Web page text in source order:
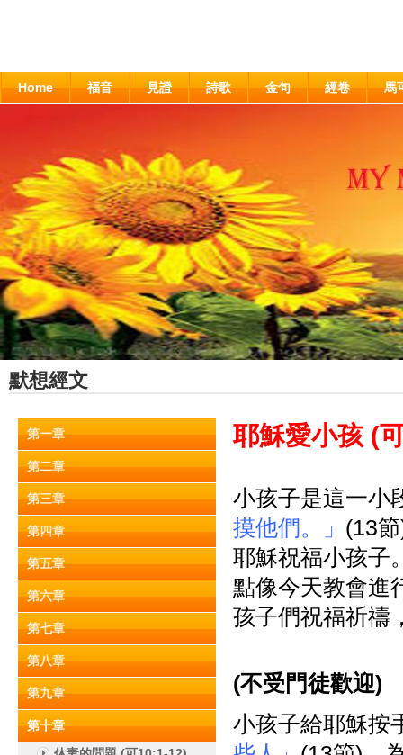
Home 福音 見證 詩歌 金句 經卷 馬
默想經文
第一章
第二章
第三章
第四章
第五章
第六章
第七章
第八章
第九章
第十章
耶穌愛小孩 (
小孩子是這一小
摸他們。」 (13
耶穌祝福小孩子
點像今天教會進
孩子們祝福祈禱
(不受門徒歡迎)
小孩子給耶穌按